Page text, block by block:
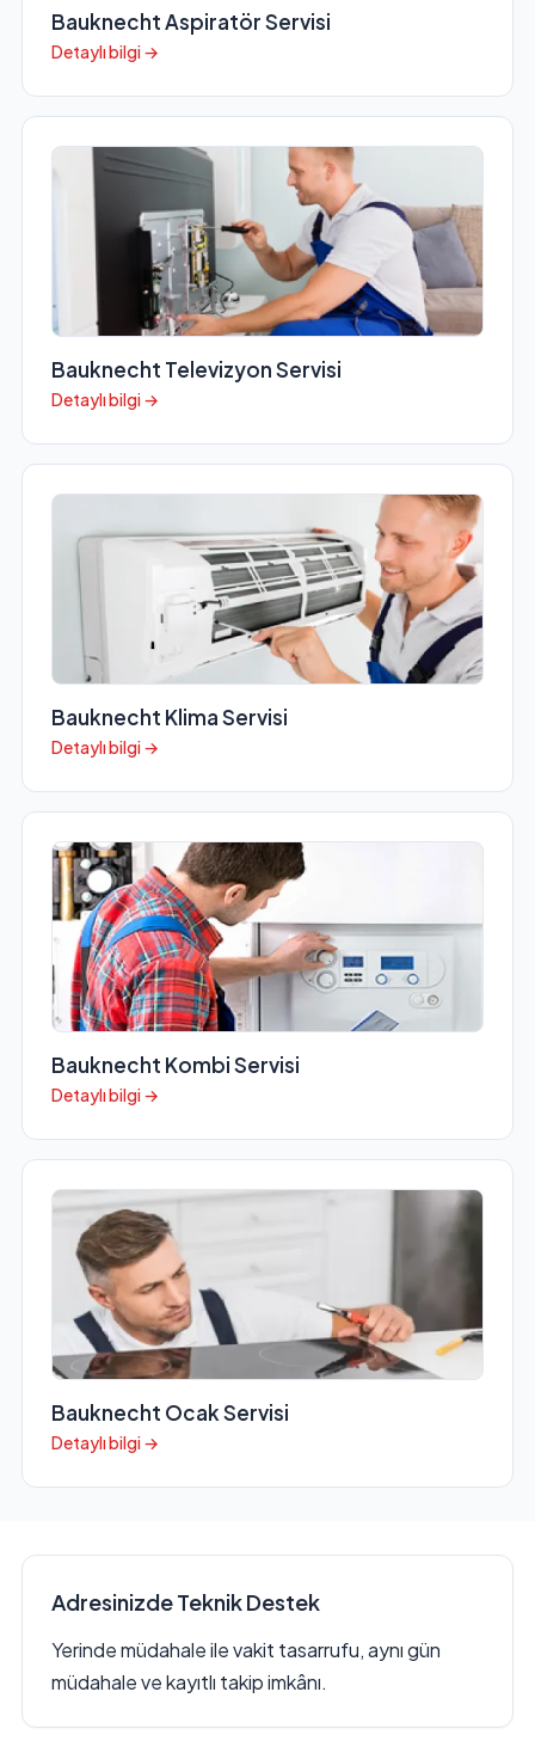
Bauknecht Aspiratör Servisi
Detaylı bilgi →
Bauknecht Televizyon Servisi
Detaylı bilgi →
Bauknecht Klima Servisi
Detaylı bilgi →
Bauknecht Kombi Servisi
Detaylı bilgi →
Bauknecht Ocak Servisi
Detaylı bilgi →
Adresinizde Teknik Destek
Yerinde müdahale ile vakit tasarrufu, aynı gün
müdahale ve kayıtlı takip imkânı.